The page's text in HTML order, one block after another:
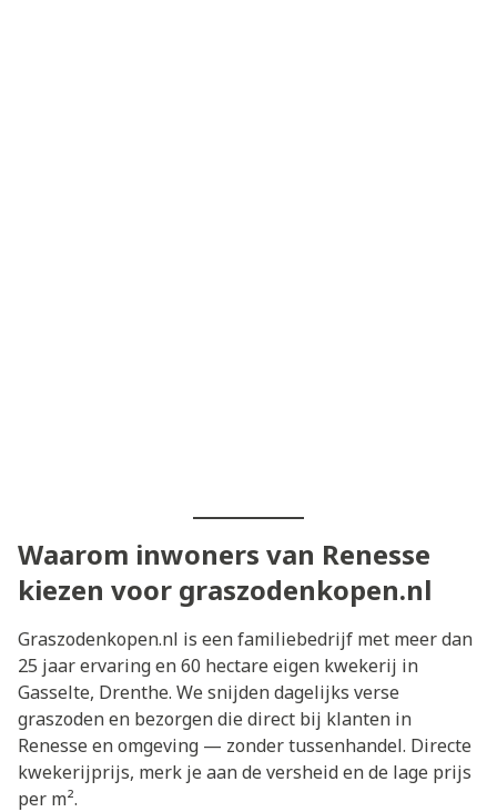
Waarom inwoners van Renesse
kiezen voor graszodenkopen.nl
Graszodenkopen.nl is een familiebedrijf met meer dan
25 jaar ervaring en 60 hectare eigen kwekerij in
Gasselte, Drenthe. We snijden dagelijks verse
graszoden en bezorgen die direct bij klanten in
Renesse en omgeving — zonder tussenhandel. Directe
kwekerijprijs, merk je aan de versheid en de lage prijs
per m².